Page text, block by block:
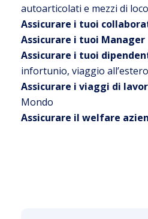
autoarticolati e mezzi di
Assicurare i tuoi
Assicurare i tuoi Manager
Assicurare i tuoi
infortunio, viaggio
Assicurare i viaggi di
Mondo
Assicurare il welfare